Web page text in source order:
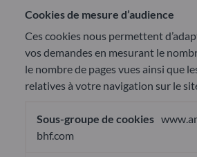
Cookies de mesure d’audience
Ces cookies nous permettent
vos demandes en mesurant le
le nombre de pages vues ainsi que
relatives à votre navigation sur le
mesure
bhf.com